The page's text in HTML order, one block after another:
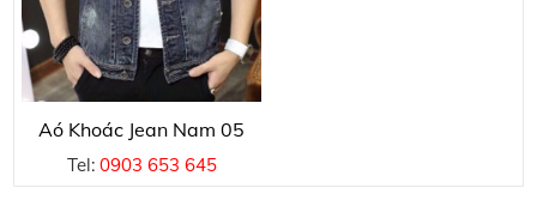
Aó Khoác Jean Nam 05
Tel: 0903 653 645